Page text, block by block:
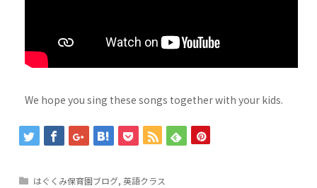
We hope you sing these songs together with your kids.
はぐくみ保育園ブログ, 英語クラス